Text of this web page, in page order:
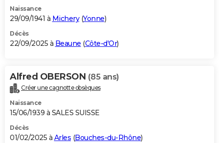
Naissance
29/09/1941 à Michery(Yonne)
Décès
22/09/2025 à Beaune (Côte-d'Or)
Alfred OBERSON (85 ans)
Créer une cagnotte obsèques
Naissance
15/06/1939 à SALES SUISSE
Décès
01/02/2025 à Arles (Bouches-du-Rhône)